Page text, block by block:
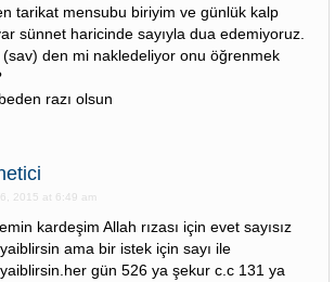
tarikat mensubu biriyim ve günlük kalp
sünnet haricinde sayıyla dua edemiyoruz.
(sav) den mi nakledeliyor onu öğrenmek
razı olsun
2015 at 6:49 am
kardeşim Allah rızası için evet sayısız
ama bir istek için sayı ile
gün 526 ya şekur c.c 131 ya